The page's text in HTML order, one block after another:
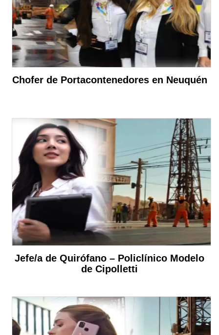
Chofer de Portacontenedores en Neuquén
Jefe/a de Quirófano – Policlínico Modelo
de Cipolletti